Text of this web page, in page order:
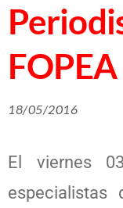
FOPEA
18/05/2016
El viernes